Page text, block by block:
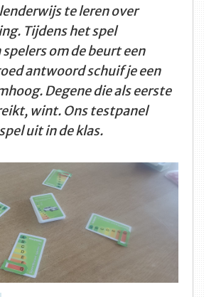
te leren over
Tijdens het spel
om de beurt een
antwoord schuif je een
Degene die als eerste
wint. Ons testpanel
uit in de klas.